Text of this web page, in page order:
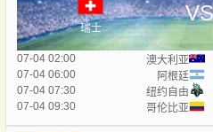
瑞士
VS
07-04 02:00 澳大利亚
07-04 06:00
阿根廷
07-04 07:30
纽约自由
07-04 09:30
哥伦比亚